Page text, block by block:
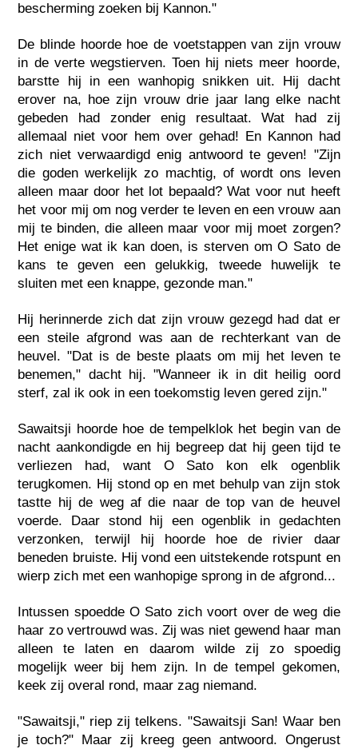
bescherming zoeken bij Kannon."
De blinde hoorde hoe de voetstappen van zijn vrouw
in de verte wegstierven. Toen hij niets meer hoorde,
barstte hij in een wanhopig snikken uit. Hij dacht
erover na, hoe zijn vrouw drie jaar lang elke nacht
gebeden had zonder enig resultaat. Wat had zij
allemaal niet voor hem over gehad! En Kannon had
zich niet verwaardigd enig antwoord te geven! "Zijn
die goden werkelijk zo machtig, of wordt ons leven
alleen maar door het lot bepaald? Wat voor nut heeft
het voor mij om nog verder te leven en een vrouw aan
mij te binden, die alleen maar voor mij moet zorgen?
Het enige wat ik kan doen, is sterven om O Sato de
kans te geven een gelukkig, tweede huwelijk te
sluiten met een knappe, gezonde man."
Hij herinnerde zich dat zijn vrouw gezegd had dat er
een steile afgrond was aan de rechterkant van de
heuvel. "Dat is de beste plaats om mij het leven te
benemen," dacht hij. "Wanneer ik in dit heilig oord
sterf, zal ik ook in een toekomstig leven gered zijn."
Sawaitsji hoorde hoe de tempelklok het begin van de
nacht aankondigde en hij begreep dat hij geen tijd te
verliezen had, want O Sato kon elk ogenblik
terugkomen. Hij stond op en met behulp van zijn stok
tastte hij de weg af die naar de top van de heuvel
voerde. Daar stond hij een ogenblik in gedachten
verzonken, terwijl hij hoorde hoe de rivier daar
beneden bruiste. Hij vond een uitstekende rotspunt en
wierp zich met een wanhopige sprong in de afgrond...
Intussen spoedde O Sato zich voort over de weg die
haar zo vertrouwd was. Zij was niet gewend haar man
alleen te laten en daarom wilde zij zo spoedig
mogelijk weer bij hem zijn. In de tempel gekomen,
keek zij overal rond, maar zag niemand.
"Sawaitsji," riep zij telkens. "Sawaitsji San! Waar ben
je toch?" Maar zij kreeg geen antwoord. Ongerust